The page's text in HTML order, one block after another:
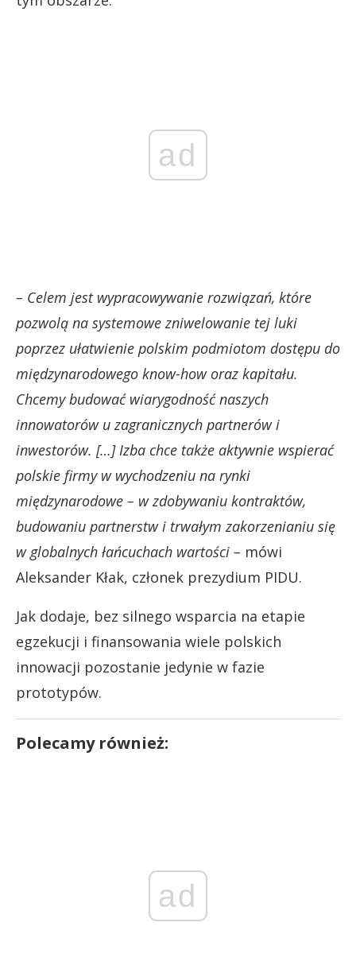
ad
– Celem jest wypracowywanie rozwiązań, które
pozwolą na systemowe zniwelowanie tej luki
poprzez ułatwienie polskim podmiotom dostępu do
międzynarodowego know-how oraz kapitału.
Chcemy budować wiarygodność naszych
innowatorów u zagranicznych partnerów i
inwestorów. […] Izba chce także aktywnie wspierać
polskie firmy w wychodzeniu na rynki
międzynarodowe – w zdobywaniu kontraktów,
budowaniu partnerstw i trwałym zakorzenianiu się
w globalnych łańcuchach wartości – mówi
Aleksander Kłak, członek prezydium PIDU.
Jak dodaje, bez silnego wsparcia na etapie
egzekucji i finansowania wiele polskich
innowacji pozostanie jedynie w fazie
prototypów.
Polecamy również:
ad